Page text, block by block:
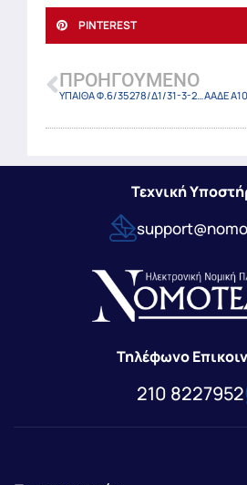
PINTEREST
ΠΡΟΗΓΟΎΜΕΝΟ
ΥΠΑΙΘΑ Φ.6/35278/Δ1/31-3-25
Τεχνική
Τηλέφωνο
210 8227952